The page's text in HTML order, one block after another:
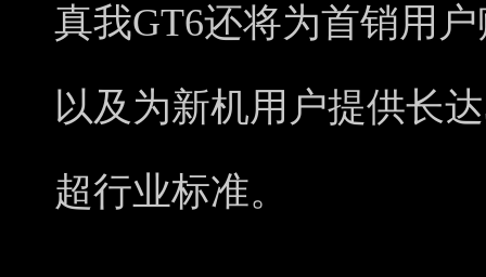
真我GT6还将为首销用
以及为新机用户提供长
超行业标准。